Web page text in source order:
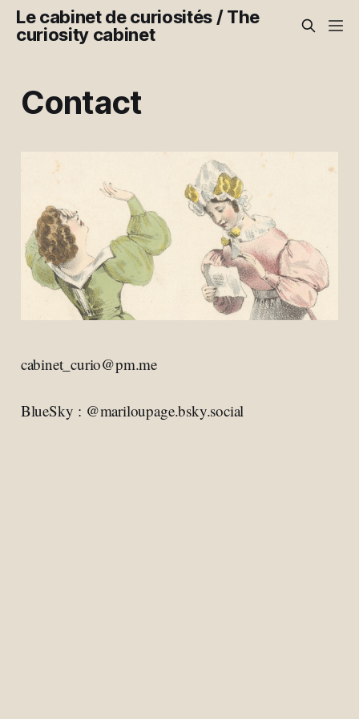
Le cabinet de curiosités / The
curiosity cabinet
Contact
cabinet_curio@pm.me
BlueSky : @mariloupage.bsky.social